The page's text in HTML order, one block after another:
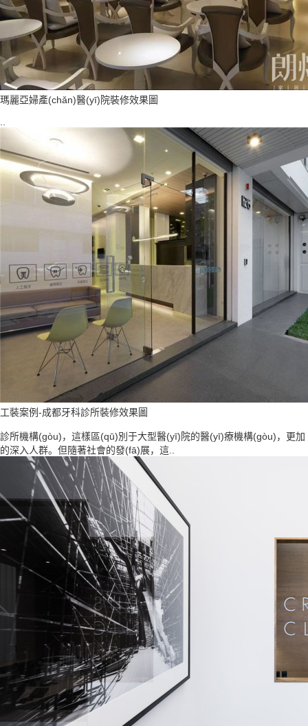
瑪麗亞婦產(chǎn)醫(yī)院裝修效果圖
工裝案例-成都牙科診所裝修效果圖
診所機構(gòu)，這樣區(qū)別于大型醫(yī)院的醫(yī)療機構(gòu)，更加
的深入人群。但隨著社會的發(fā)展，這..